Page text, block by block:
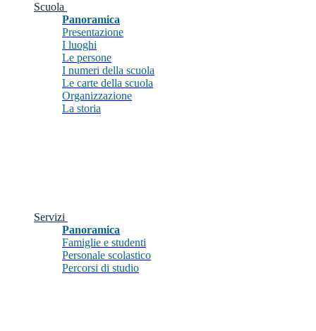
Scuola
Panoramica
Presentazione
I luoghi
Le persone
I numeri della scuola
Le carte della scuola
Organizzazione
La storia
Servizi
Panoramica
Famiglie e studenti
Personale scolastico
Percorsi di studio